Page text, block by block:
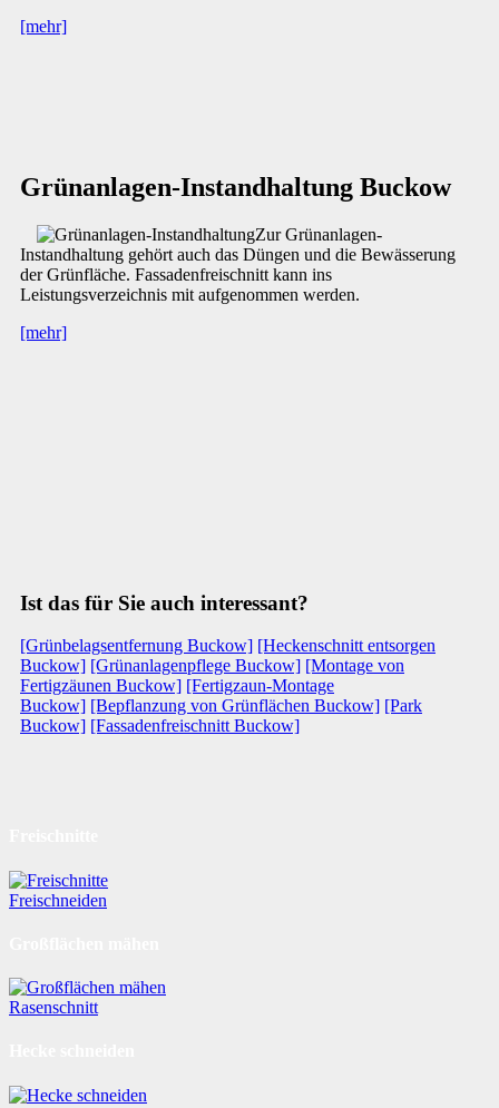
[mehr]
Grünanlagen-Instandhaltung Buckow
Zur Grünanlagen-
Instandhaltung gehört auch das Düngen und die Bewässerung
der Grünfläche. Fassadenfreischnitt kann ins
Leistungsverzeichnis mit aufgenommen werden.
[mehr]
Ist das für Sie auch interessant?
[Grünbelagsentfernung Buckow] [Heckenschnitt entsorgen
Buckow] [Grünanlagenpflege Buckow] [Montage von
Fertigzäunen Buckow] [Fertigzaun-Montage
Buckow] [Bepflanzung von Grünflächen Buckow] [Park
Buckow] [Fassadenfreischnitt Buckow]
Freischneiden
Rasenschnitt